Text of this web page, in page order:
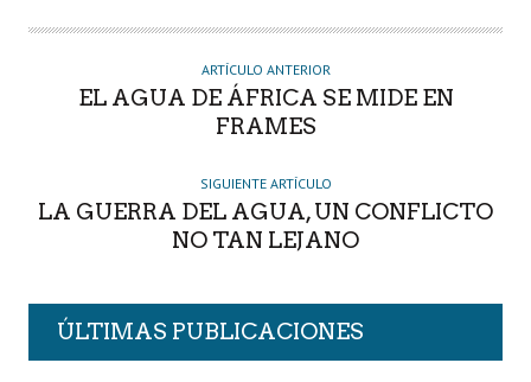
O
ARTÍCULO ANTERIOR
EL AGUA DE ÁFRICA SE MIDE EN
FRAMES
SIGUIENTE ARTÍCULO
LA GUERRA DEL AGUA, UN CONFLICTO
NO TAN LEJANO
ÚLTIMAS PUBLICACIONES